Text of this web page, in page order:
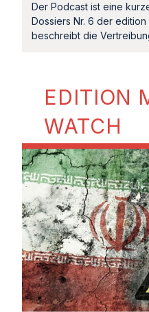
Der Podcast ist eine
Dossiers Nr. 6 der
beschreibt die
EDITION
WATCH